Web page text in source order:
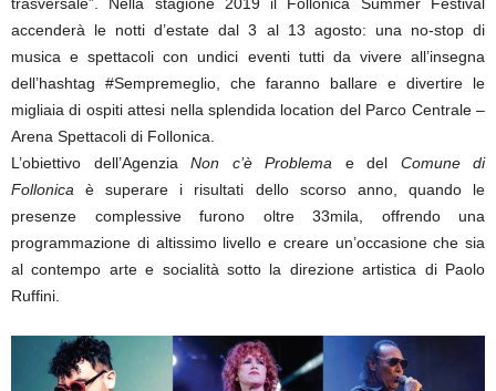
trasversale”. Nella stagione 2019 il Follonica Summer Festival
accenderà le notti d’estate dal 3 al 13 agosto: una no-stop di
musica e spettacoli con undici eventi tutti da vivere all’insegna
dell’hashtag #Sempremeglio, che faranno ballare e divertire le
migliaia di ospiti attesi nella splendida location del Parco Centrale –
Arena Spettacoli di Follonica.
L’obiettivo dell’Agenzia Non c’è Problema e del Comune di
Follonica è superare i risultati dello scorso anno, quando le
presenze complessive furono oltre 33mila, offrendo una
programmazione di altissimo livello e creare un’occasione che sia
al contempo arte e socialità sotto la direzione artistica di Paolo
Ruffini.